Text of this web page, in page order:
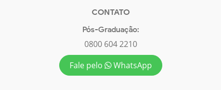
CONTATO
Pós-Graduação:
0800 604 2210
Fale pelo
WhatsApp